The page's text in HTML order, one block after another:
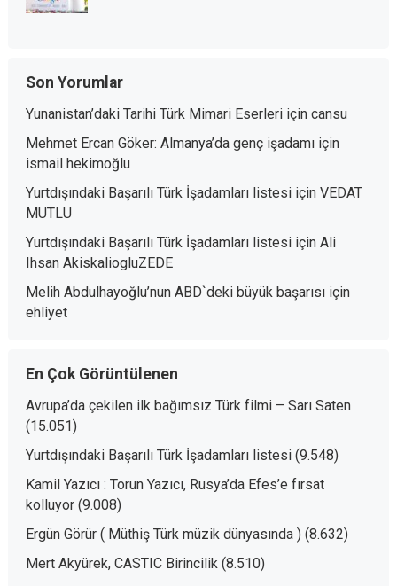
Son Yorumlar
Yunanistan’daki Tarihi Türk Mimari Eserleriiçin cansu
Mehmet Ercan Göker: Almanya’da genç işadamıiçin
ismail hekimoğlu
Yurtdışındaki Başarılı Türk İşadamları listesiiçin VEDAT
MUTLU
Yurtdışındaki Başarılı Türk İşadamları listesiiçin Ali
Ihsan AkiskaliogluZEDE
Melih Abdulhayoğlu’nun ABD`deki büyük başarısıiçin
ehliyet
En Çok Görüntülenen
Avrupa’da çekilen ilk bağımsız Türk filmi – Sarı Saten
(15.051)
Yurtdışındaki Başarılı Türk İşadamları listesi (9.548)
Kamil Yazıcı : Torun Yazıcı, Rusya’da Efes’e fırsat
kolluyor (9.008)
Ergün Görür ( Müthiş Türk müzik dünyasında ) (8.632)
Mert Akyürek, CASTIC Birincilik (8.510)